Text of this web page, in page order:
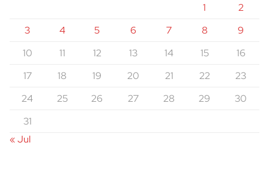
1
2
3
4 5 6 7 8
9
10
11 12 13 14 15
16
17
18 19 20 21 22
23
24
25 26 27 28 29
30
31
« Jul